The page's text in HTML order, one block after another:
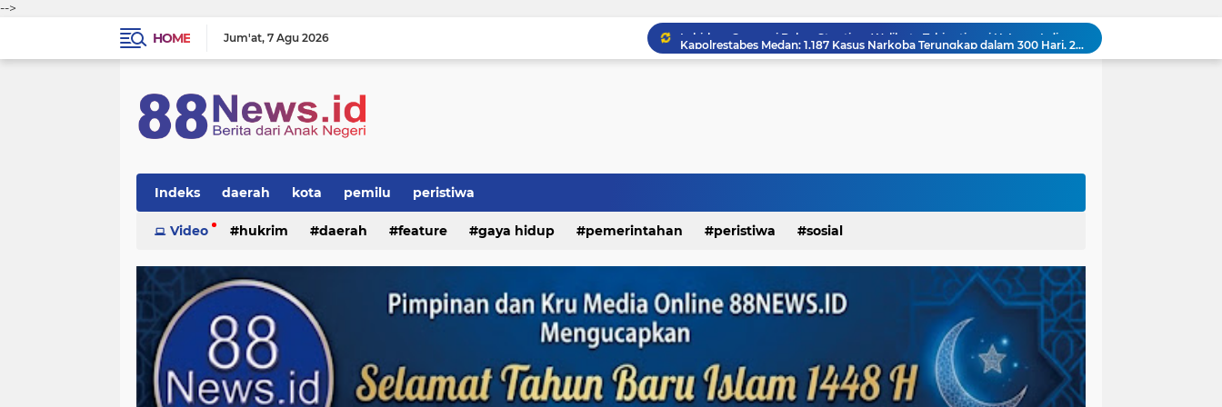
-->
HOME
Jum'at 7 Agu 2026
Ditsiber Polda Sumut Ungkap Jaringan Online Scam Internasional, WN Pakistan dan India Ikut Diamankan
Pemerintah Kecamatan Langowan Barat Gandeng Instansi Terkait Sosialisasi Penggunaan Dana Desa 2026
Indeks daerah kota pemilu peristiwa
Video hukrim daerah feature gaya hidup pemerintahan peristiwa sosial